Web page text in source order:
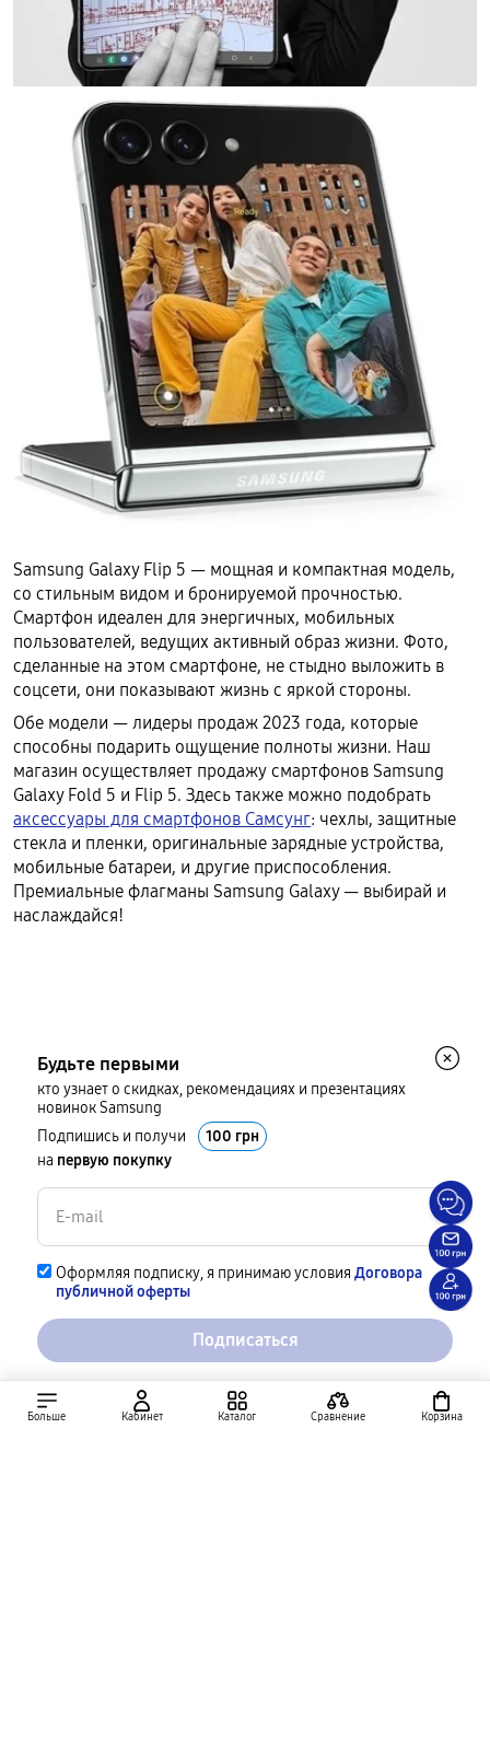
Samsung Galaxy Flip 5 — мощная и компактная модель,
со стильным видом и бронируемой прочностью.
Смартфон идеален для энергичных, мобильных
пользователей, ведущих активный образ жизни. Фото,
сделанные на этом смартфоне, не стыдно выложить в
соцсети, они показывают жизнь с яркой стороны.
Обе модели — лидеры продаж 2023 года, которые
способны подарить ощущение полноты жизни. Наш
магазин осуществляет продажу смартфонов Samsung
Galaxy Fold 5 и Flip 5. Здесь также можно подобрать
аксессуары для смартфонов Самсунг: чехлы, защитные
стекла и пленки, оригинальные зарядные устройства,
мобильные батареи, и другие приспособления.
Премиальные флагманы Samsung Galaxy — выбирай и
наслаждайся!
Будьте первыми
кто узнает о скидках, рекомендациях и презентациях
новинок Samsung
Подпишись и получи
100 грн
на первую покупку
Оформляя подписку, я принимаю условия Договора
публичной оферты
Подписаться
Больше Кабинет Каталог Сравнение Корзина